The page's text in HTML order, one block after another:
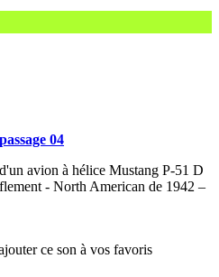
04
avion à hélice Mustang P-51 D
- North American de 1942 –